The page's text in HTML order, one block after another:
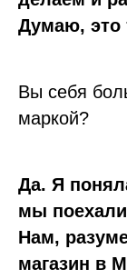
Думаю, это
Вы себя
маркой?
Да. Я
мы
Нам,
магазин в